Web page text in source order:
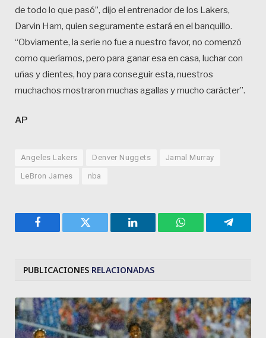
de todo lo que pasó”, dijo el entrenador de los Lakers,
Darvin Ham, quien seguramente estará en el banquillo.
“Obviamente, la serie no fue a nuestro favor, no comenzó
como queríamos, pero para ganar esa en casa, luchar con
uñas y dientes, hoy para conseguir esta, nuestros
muchachos mostraron muchas agallas y mucho carácter”.
AP
Angeles Lakers Denver Nuggets Jamal Murray
LeBron James nba
Facebook Twitter LinkedIn WhatsApp
PUBLICACIONES RELACIONADAS